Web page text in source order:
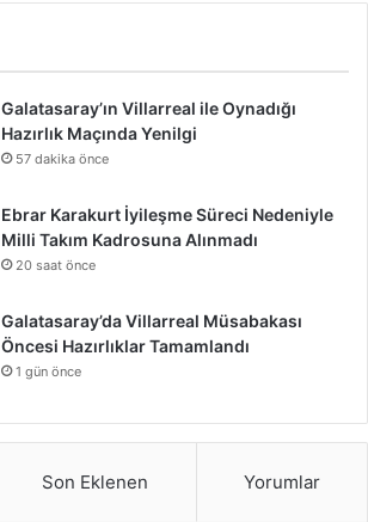
Galatasaray’ın Villarreal ile Oynadığı
Hazırlık Maçında Yenilgi
57 dakika önce
Ebrar Karakurt İyileşme Süreci Nedeniyle
Milli Takım Kadrosuna Alınmadı
20 saat önce
Galatasaray’da Villarreal Müsabakası
Öncesi Hazırlıklar Tamamlandı
1 gün önce
Son Eklenen Yorumlar